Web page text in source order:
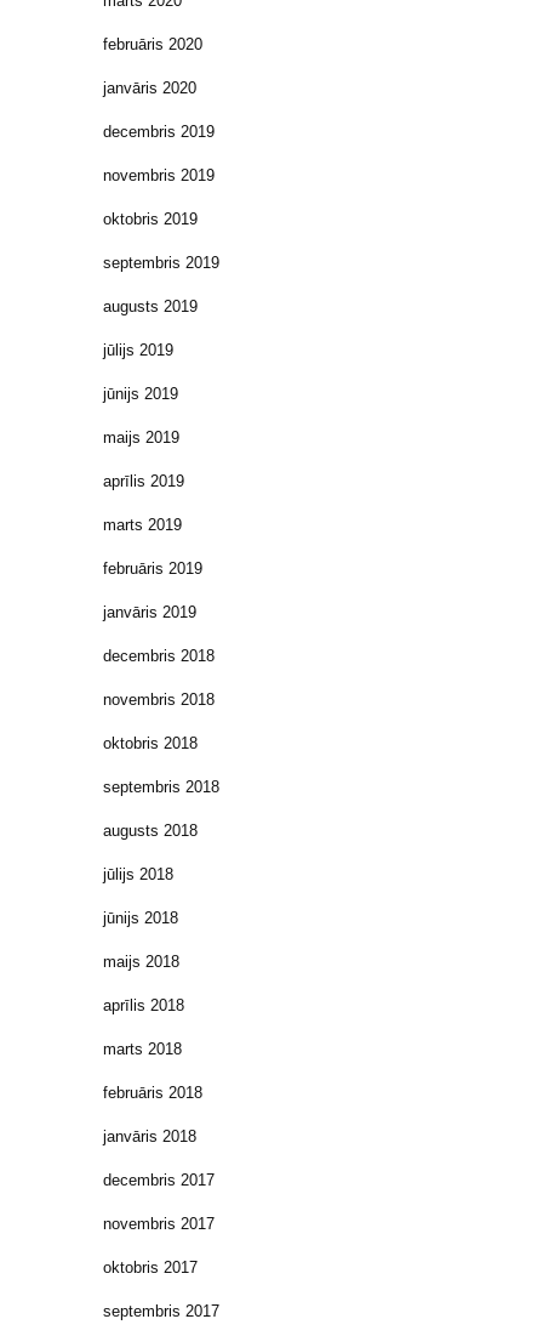
februāris 2020
janvāris 2020
decembris 2019
novembris 2019
oktobris 2019
septembris 2019
augusts 2019
jūlijs 2019
jūnijs 2019
maijs 2019
aprīlis 2019
marts 2019
februāris 2019
janvāris 2019
decembris 2018
novembris 2018
oktobris 2018
septembris 2018
augusts 2018
jūlijs 2018
jūnijs 2018
maijs 2018
aprīlis 2018
marts 2018
februāris 2018
janvāris 2018
decembris 2017
novembris 2017
oktobris 2017
septembris 2017